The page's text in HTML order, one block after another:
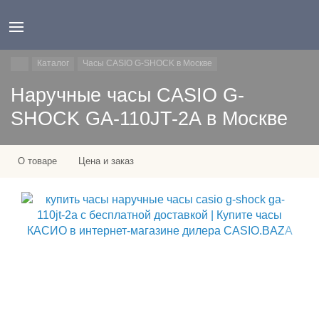
Каталог Часы CASIO G-SHOCK в Москве
Наручные часы CASIO G-
SHOCK GA-110JT-2A в Москве
О товаре Цена и заказ